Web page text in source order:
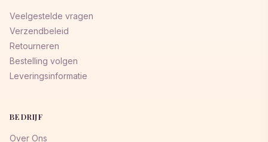
Veelgestelde vragen
Verzendbeleid
Retourneren
Bestelling volgen
Leveringsinformatie
BEDRIJF
Over Ons